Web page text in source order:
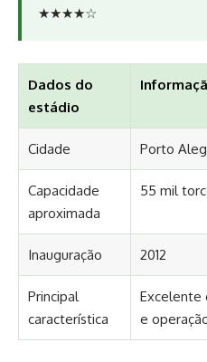
★★★★☆
Dados do
estádio
Cidade Porto
Capacidade
aproximada
55 mil
Inauguração 2012
Principal
característica
Excelente
e